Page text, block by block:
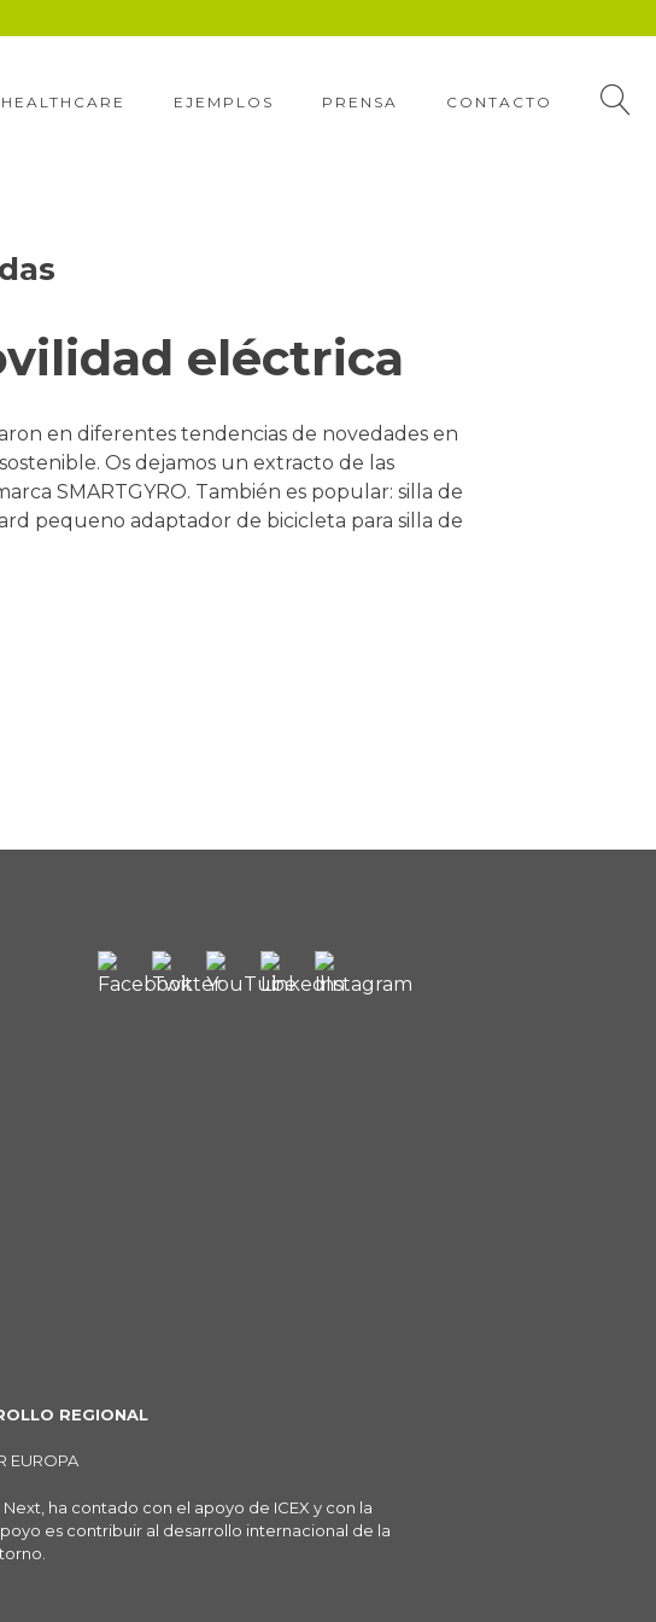
HEALTHCARE EJEMPLOS PRENSA CONTACTO
eléctrica
en diferentes tendencias de novedades en
Os dejamos un extracto de las
SMARTGYRO. También es popular: silla de
pequeno adaptador de bicicleta para silla de
REGIONAL
EUROPA
ha contado con el apoyo de ICEX y con la
es contribuir al desarrollo internacional de la